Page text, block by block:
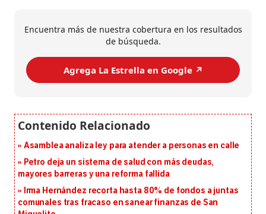
Encuentra más de nuestra cobertura en los resultados
de búsqueda.
Agrega La Estrella en Google ↗️
Asamblea analiza ley para atender a personas en calle
Petro deja un sistema de salud con más deudas,
mayores barreras y una reforma fallida
Irma Hernández recorta hasta 80% de fondos a juntas
comunales tras fracaso en sanear finanzas de San